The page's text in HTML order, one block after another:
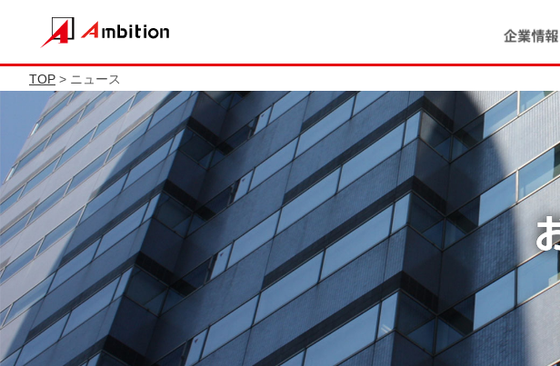
TOP > ニュース